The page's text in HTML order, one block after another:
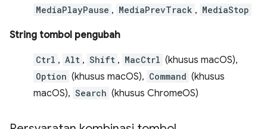
MediaPlayPause , MediaPrevTrack , MediaStop
String tombol pengubah
Ctrl , Alt , Shift , MacCtrl (khusus macOS),
Option (khusus macOS), Command (khusus
macOS), Search (khusus ChromeOS)